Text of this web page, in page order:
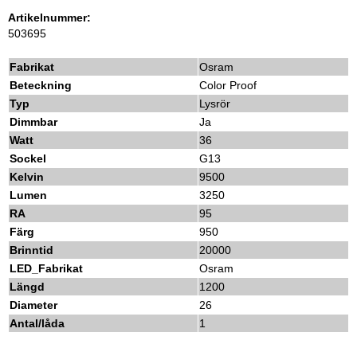
Artikelnummer:
503695
Fabrikat
Osram
Beteckning
Color Proof
Typ
Lysrör
Dimmbar
Ja
Watt
36
Sockel
G13
Kelvin
9500
Lumen
3250
RA
95
Färg
950
Brinntid
20000
LED_Fabrikat
Osram
Längd
1200
Diameter
26
Antal/låda
1